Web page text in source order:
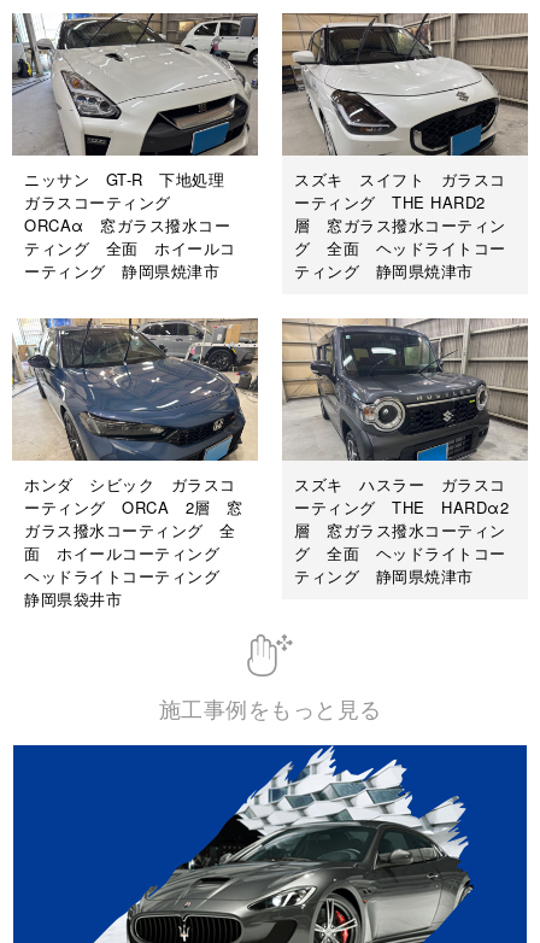
施工後
施工前
施工後
ニッサン GT-R 下地処理
ガラスコーティング
ORCAα 窓ガラス撥水コー
ティング 全面 ホイールコ
ーティング 静岡県焼津市
スズキ スイフト ガラスコ
ーティング THE HARD2
層 窓ガラス撥水コーティン
グ 全面 ヘッドライトコー
ティング 静岡県焼津市
ホンダ シビック ガラスコ
ーティング ORCA 2層 窓
ガラス撥水コーティング 全
面 ホイールコーティング
ヘッドライトコーティング
静岡県袋井市
スズキ ハスラー ガラスコ
ーティング THE HARDα2
層 窓ガラス撥水コーティン
グ 全面 ヘッドライトコー
ティング 静岡県焼津市
施工事例をもっと見る